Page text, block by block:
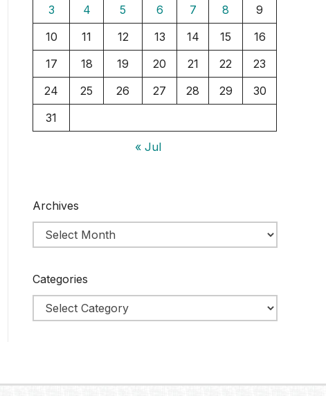
3
4 5 6 7 8
9
10
11 12 13 14 15
16
17
18 19 20 21 22
23
24
25 26 27 28 29
30
31
« Jul
Archives
Categories